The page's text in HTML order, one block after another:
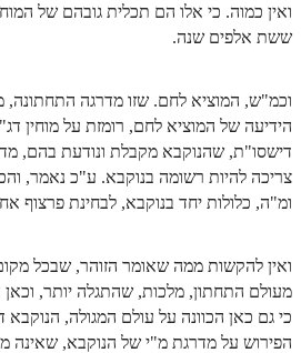
ואין כמוה. כי אלו הם תכלית גובהם של
ששת אלפים שנה.
וכמ"ש, המוציא לחם. שזו מדרגה
הידיעה של המוציא לחם, רומזת על מוחין
דישסו"ת, שהנוקבא מקבלת ונודעת בהם,
צריכה להיות רשומה בנוקבא. ע"כ נאמר,
ומ"ה, כלולות יחד בנוקבא, לבחינת פרצוף
ואין להקשות ממה שאומר הזוהר, שבכל
מעולם התחתון, מלכות, שהתגלה יותר, וכאן
כי גם כאן הכוונה על עולם המגולה,
הפירוש על מדרגת מ"י של הנוקבא, שאינה